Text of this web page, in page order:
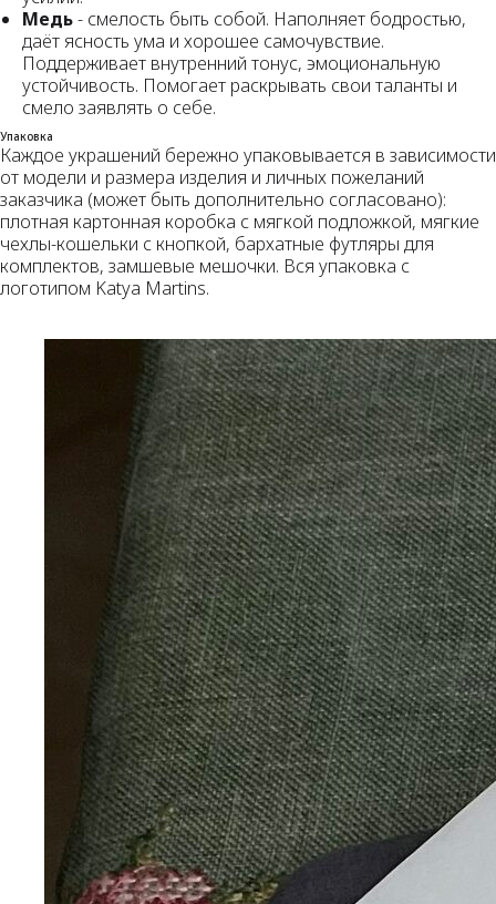
Медь- смелость быть собой. Наполняет бодростью,
даёт ясность ума и хорошее самочувствие.
Поддерживает внутренний тонус, эмоциональную
устойчивость. Помогает раскрывать свои таланты и
смело заявлять о себе.
Упаковка
Каждое украшений бережно упаковывается в зависимости
от модели и размера изделия и личных пожеланий
заказчика (может быть дополнительно согласовано):
плотная картонная коробка с мягкой подложкой, мягкие
чехлы-кошельки с кнопкой, бархатные футляры для
комплектов, замшевые мешочки. Вся упаковка с
логотипом Katya Martins.